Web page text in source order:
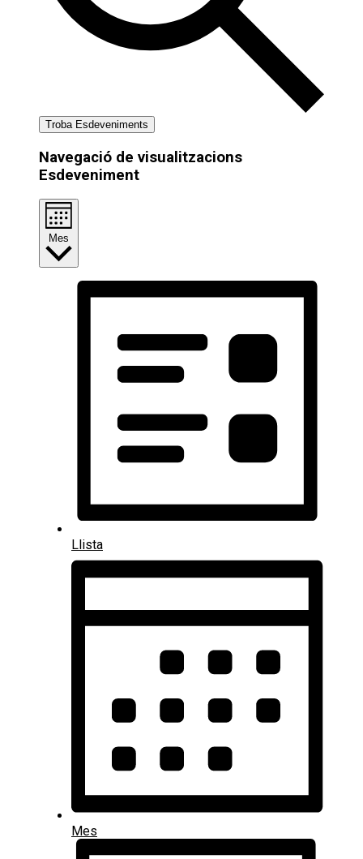
Troba Esdeveniments
Navegació de visualitzacions
Esdeveniment
Mes
Llista
Mes